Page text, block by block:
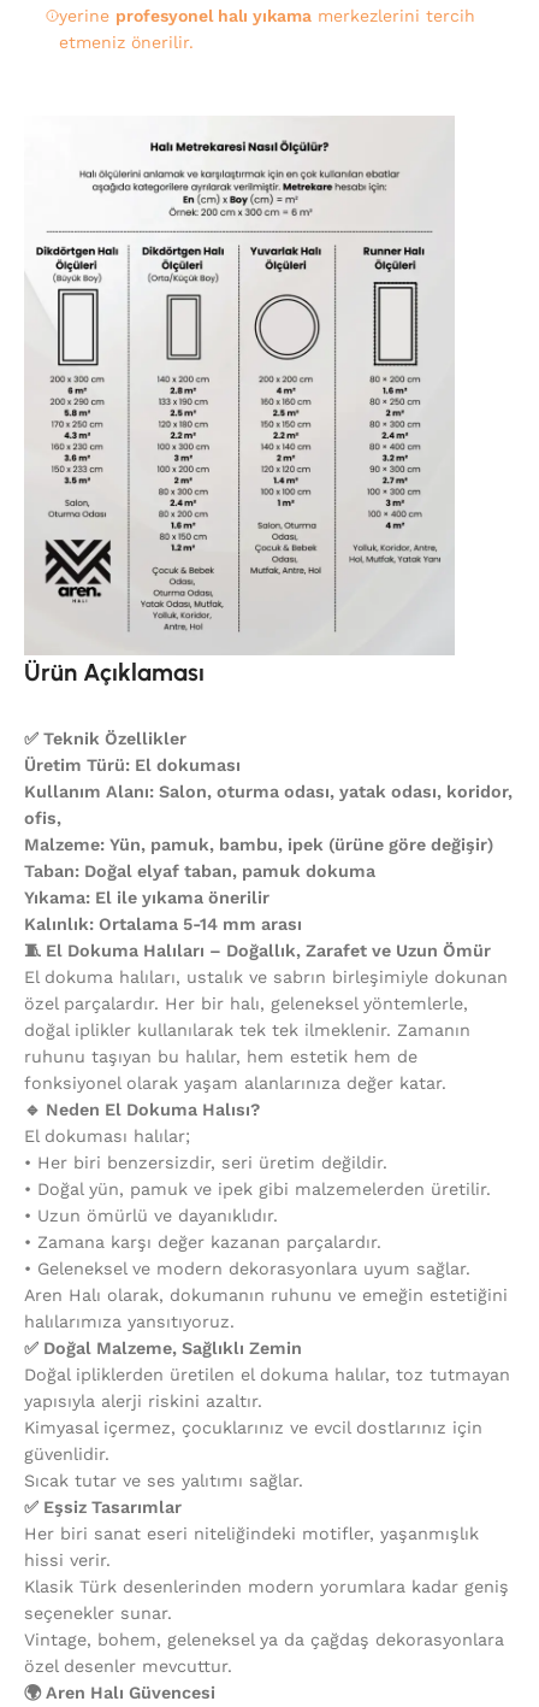
yerine profesyonel halı yıkamamerkezlerini tercih
etmeniz önerilir.
Ürün Açıklaması
✅ Teknik Özellikler
Üretim Türü: El dokuması
Kullanım Alanı: Salon, oturma odası, yatak odası, koridor,
ofis,
Malzeme: Yün, pamuk, bambu, ipek (ürüne göre değişir)
Taban: Doğal elyaf taban, pamuk dokuma
Yıkama: El ile yıkama önerilir
Kalınlık: Ortalama 5-14 mm arası
🧵 El Dokuma Halıları – Doğallık, Zarafet ve Uzun Ömür
El dokuma halıları, ustalık ve sabrın birleşimiyle dokunan
özel parçalardır. Her bir halı, geleneksel yöntemlerle,
doğal iplikler kullanılarak tek tek ilmeklenir. Zamanın
ruhunu taşıyan bu halılar, hem estetik hem de
fonksiyonel olarak yaşam alanlarınıza değer katar.
🔹 Neden El Dokuma Halısı?
El dokuması halılar;
•⁠ ⁠Her biri benzersizdir, seri üretim değildir.
•⁠ ⁠Doğal yün, pamuk ve ipek gibi malzemelerden üretilir.
•⁠ ⁠Uzun ömürlü ve dayanıklıdır.
•⁠ ⁠Zamana karşı değer kazanan parçalardır.
•⁠ ⁠Geleneksel ve modern dekorasyonlara uyum sağlar.
Aren Halı olarak, dokumanın ruhunu ve emeğin estetiğini
halılarımıza yansıtıyoruz.
✅ Doğal Malzeme, Sağlıklı Zemin
Doğal ipliklerden üretilen el dokuma halılar, toz tutmayan
yapısıyla alerji riskini azaltır.
Kimyasal içermez, çocuklarınız ve evcil dostlarınız için
güvenlidir.
Sıcak tutar ve ses yalıtımı sağlar.
✅ Eşsiz Tasarımlar
Her biri sanat eseri niteliğindeki motifler, yaşanmışlık
hissi verir.
Klasik Türk desenlerinden modern yorumlara kadar geniş
seçenekler sunar.
Vintage, bohem, geleneksel ya da çağdaş dekorasyonlara
özel desenler mevcuttur.
🌍 Aren Halı Güvencesi